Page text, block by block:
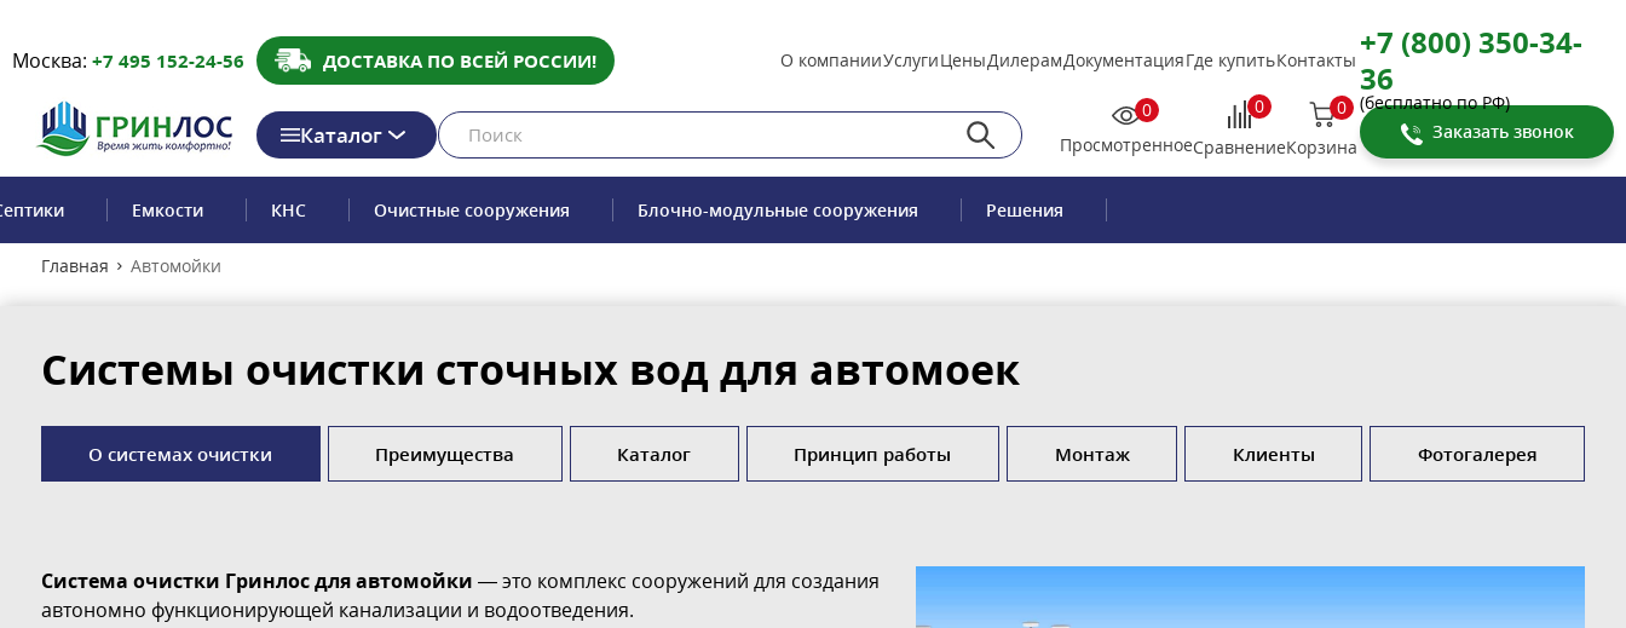
Москва: +7 495 152-24-56 ДОСТАВКА ПО ВСЕЙ РОССИИ! О компанииУслугиЦеныДилерамДокументацияГде купитьКонтакты +7 (800) 350-34-
36
(бесплатно по РФ)
Каталог
0
Просмотренное
0
Сравнение
0
Корзина
Заказать звонок
Емкости КНС Очистные сооружения Блочно-модульные сооружения Решения
Главная Автомойки
Системы очистки сточных вод для автомоек
О системах очистки Преимущества Каталог Принцип работы Монтаж Клиенты Фотогалерея
Система очистки Гринлос для автомойки — это комплекс сооружений для создания
автономно функционирующей канализации и водоотведения.